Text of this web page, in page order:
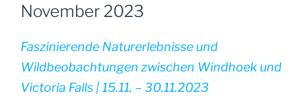
November 2023
Faszinierende Naturerlebnisse und
Wildbeobachtungen zwischen Windhoek und
Victoria Falls | 15.11. – 30.11.2023